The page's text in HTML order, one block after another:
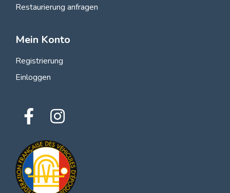
Restaurierung anfragen
Mein Konto
Registrierung
Einloggen